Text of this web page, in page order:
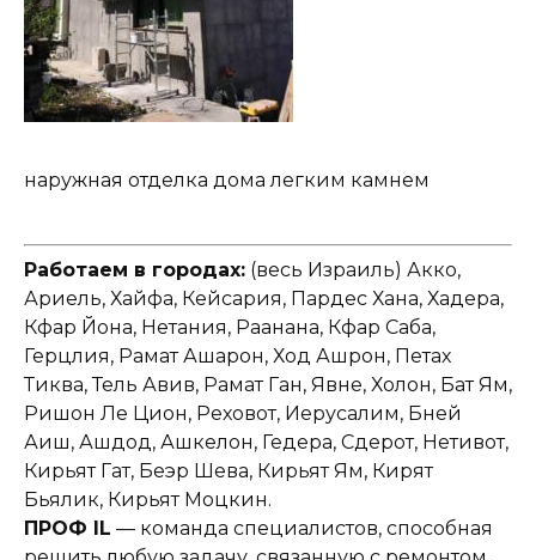
наружная отделка дома легким камнем
Работаем в городах: (весь Израиль) Акко,
Ариель, Хайфа, Кейсария, Пардес Хана, Хадера,
Кфар Йона, Нетания, Раанана, Кфар Саба,
Герцлия, Рамат Ашарон, Ход Ашрон, Петах
Тиква, Тель Авив, Рамат Ган, Явне, Холон, Бат Ям,
Ришон Ле Цион, Реховот, Иерусалим, Бней
Аиш, Ашдод, Ашкелон, Гедера, Сдерот, Нетивот,
Кирьят Гат, Беэр Шева, Кирьят Ям, Кирят
Бьялик, Кирьят Моцкин.
ПРОФ IL — команда специалистов, способная